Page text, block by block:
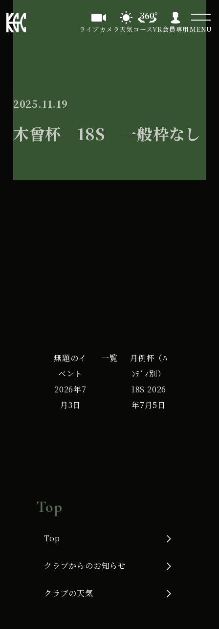
ライブカメラ天気コースVR会員専用MENU
2025.11.19
木曾杯 18S 一般枠なし
無題のイ
ベント
2026年7
月3日
一覧
月例杯（ﾊ
ﾝﾃﾞｨ別）
18S 2026
年7月5日
Top
Top
クラブからのお知らせ
クラブの天気